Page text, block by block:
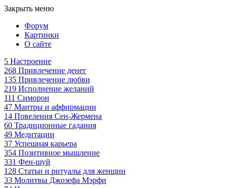
Закрыть меню
Форум
Картинки
О сайте
5 Настроение
268 Привлечение денег
135 Привлечение любви
219 Исполнение желаний
111 Симорон
47 Мантры и аффирмации
14 Повеления Сен-Жермена
60 Традиционные гадания
49 Медитации
37 Успешная карьера
354 Позитивное мышление
331 Фен-шуй
128 Статьи и ритуалы для женщин
33 Молитвы Джозефа Мэрфи